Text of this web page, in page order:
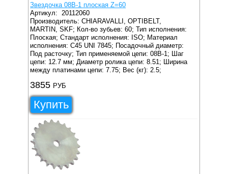
Звездочка 08B-1 плоская Z=60
Артикул: 20112060
Производитель: CHIARAVALLI, OPTIBELT,
MARTIN, SKF; Кол-во зубьев: 60; Тип исполнения:
Плоская; Стандарт исполнения: ISO; Материал
исполнения: C45 UNI 7845; Посадочный диаметр:
Под расточку; Тип применяемой цепи: 08B-1;
Шаг
цепи: 12.7 мм; Диаметр ролика цепи: 8.51;
Ширина
между платинами цепи: 7.75; Вес (кг): 2.5;
3855 РУБ
Купить